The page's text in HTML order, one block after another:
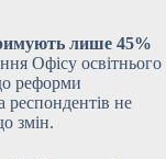
лише 45%
Офісу освітнього
реформи
респондентів не
змін.